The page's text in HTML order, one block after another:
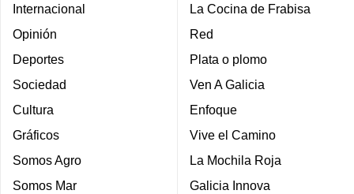
Internacional
Opinión
Deportes
Sociedad
Cultura
Gráficos
Somos Agro
Somos Mar
La Cocina de Frabisa
Red
Plata o plomo
Ven A Galicia
Enfoque
Vive el Camino
La Mochila Roja
Galicia Innova